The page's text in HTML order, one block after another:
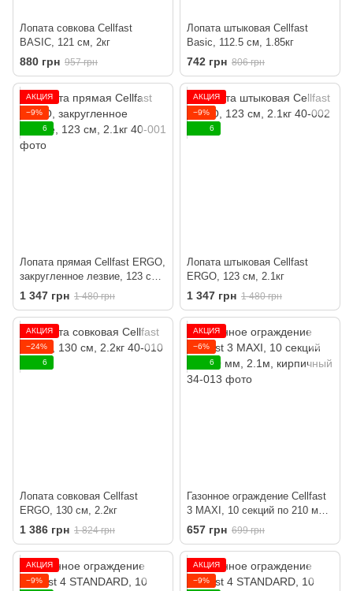
Лопата совкова Cellfast
BASIC, 121 см, 2кг
880 грн 957 грн
Лопата штыковая Cellfast
Basic, 112.5 см, 1.85кг
742 грн 806 грн
АКЦИЯ
−9%
6
Лопата прямая Cellfast ERGO,
закругленное лезвие, 123 см,
2.1кг
1 347 грн 1 480 грн
АКЦИЯ
−9%
6
Лопата штыковая Cellfast
ERGO, 123 см, 2.1кг
1 347 грн 1 480 грн
АКЦИЯ
−24%
6
Лопата совковая Cellfast
ERGO, 130 см, 2.2кг
1 386 грн 1 824 грн
АКЦИЯ
−6%
6
Газонное ограждение Cellfast
3 MAXI, 10 секций по 210 мм,
2.1м, кирпичный
657 грн 699 грн
АКЦИЯ
−9%
АКЦИЯ
−9%